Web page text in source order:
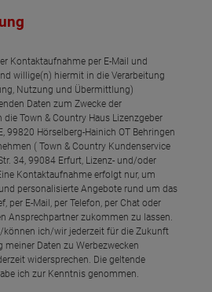
Kontaktaufnahme per E-Mail und
willige(n) hiermit in die Verarbeitung
Nutzung und Übermittlung)
Daten zum Zwecke der
Town & Country Haus Lizenzgeber
99820 Hörselberg-Hainich OT Behringen
( Town & Country Kundenservice
34, 99084 Erfurt, Lizenz- und/oder
Kontaktaufnahme erfolgt nur, um
personalisierte Angebote rund um das
per E-Mail, per Telefon, per Chat oder
Ansprechpartner zukommen zu lassen.
können ich/wir jederzeit für die Zukunft
meiner Daten zu Werbezwecken
widersprechen. Die geltende
ich zur Kenntnis genommen.